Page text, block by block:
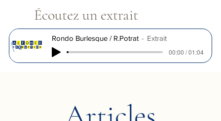
Écoutez un extrait
Rondo Burlesque / R.Potrat
Extrait
00:00 / 01:04